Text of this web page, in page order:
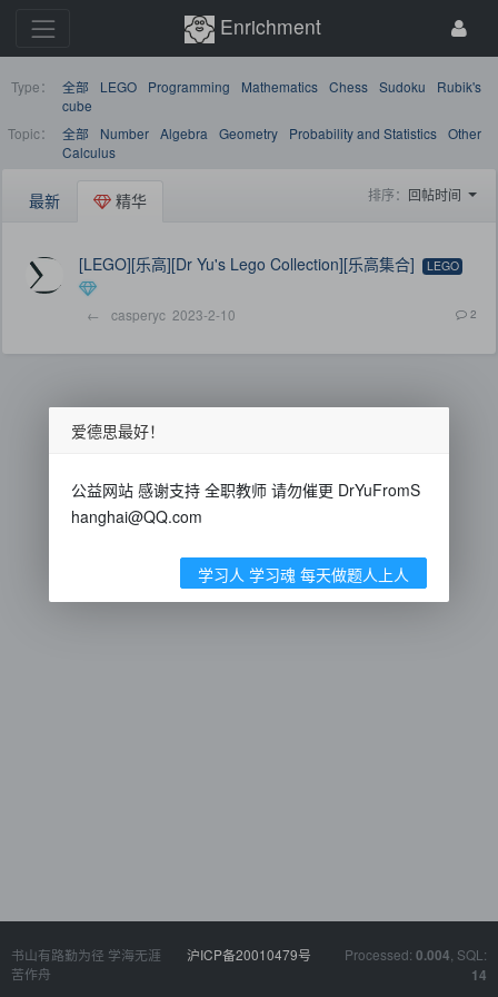
Enrichment
Type： 全部 LEGO Programming Mathematics Chess Sudoku
Rubik's
cube
Topic：
全部 Number Algebra Geometry Probability and Statistics Other
Calculus
最新 精华 排序： 回帖时间
[LEGO][乐高][Dr Yu's Lego Collection][乐高集合] LEGO
← casperyc 2023-2-10 2
书山有路勤为径 学海无涯
苦作舟
沪ICP备20010479号 Processed: 0.004 , SQL:
14
爱德思最好！
公益网站 感谢支持 全职教师 请勿催更 DrYuFromS
hanghai@QQ.com
学习人 学习魂 每天做题人上人